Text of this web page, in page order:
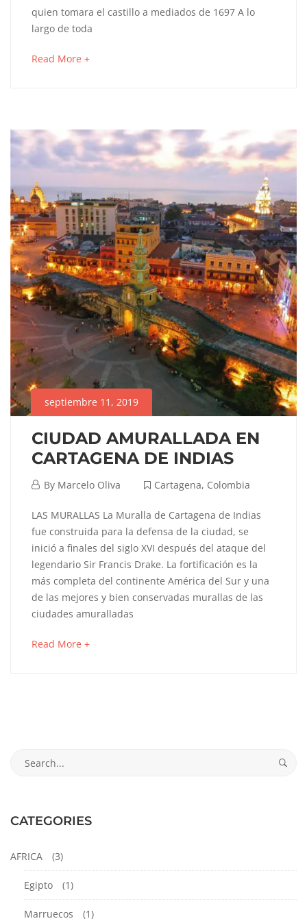
EN
CARTAGENA
2024
2019-
09-
11T21:00:53-
05:00
Cartagena,
Colombia
quien tomara el castillo a mediados de 1697 A lo
largo de toda
Read More +about
read
septiembre 11, 2019
CIUDAD AMURALLADA EN
CARTAGENA DE INDIAS
septiembre
2019
By Marcelo Oliva Cartagena, Colombia
CIUDAD
AMURALLADA
EN
CARTAGENA
DE
2019-
05:00
Cartagena,
LAS MURALLAS La Muralla de Cartagena de Indias
fue construida para la defensa de la ciudad, se
inició a finales del siglo XVI después del ataque del
legendario Sir Francis Drake. La fortificación es la
más completa del continente América del Sur y una
de las mejores y bien conservadas murallas de las
ciudades amuralladas
Read More +about
CATEGORIES
AFRICA (3)
Egipto (1)
Marruecos (1)